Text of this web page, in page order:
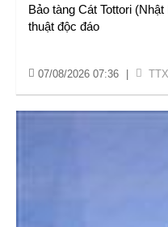
Bảo tàng Cát Tottori
thuật độc đáo
07/08/2026 07:36